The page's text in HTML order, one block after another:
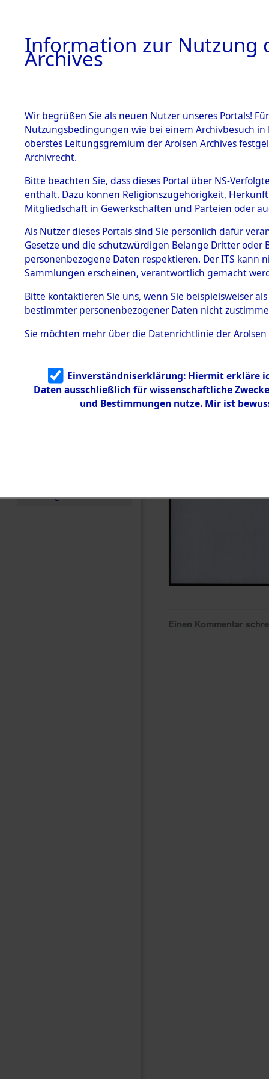
BESTÄNDE
1.
mente
5. Verschiedenes
5.3
Todesmärsche
5.3.1 Alliierte
Erhebungen
zu
Todesmärsch
en
5.3.2
Identifizierun
g
5.3.3
Todesmärsch
e
von Frau
Einen Kommentar
Information zur Nutzung
Archives
Wir begrüßen Sie als neuen Nutzer unseres Portals!
Nutzungsbedingungen wie bei einem Archivbesuch
oberstes Leitungsgremium der Arolsen Archives
Archivrecht.
Bitte beachten Sie, dass dieses Portal über NS-
enthält. Dazu können Religionszugehörigkeit,
Mitgliedschaft in Gewerkschaften und Parteien oder
Als Nutzer dieses Portals sind Sie persönlich dafür
Gesetze und die schutzwürdigen Belange Dritter
personenbezogene Daten respektieren. Der ITS
Sammlungen erscheinen, verantwortlich gemacht
Bitte kontaktieren Sie uns, wenn Sie beispielsweiser
bestimmter personenbezogener Daten nicht
Sie möchten mehr über die Datenrichtlinie der Arolsen
Einverständniserklärung: Hiermit erkläre
Daten ausschließlich für wissenschaftliche
und Bestimmungen nutze. Mir ist